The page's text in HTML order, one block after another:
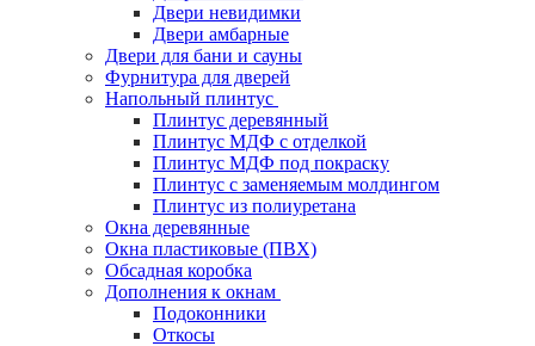
Двери невидимки
Двери амбарные
Двери для бани и сауны
Фурнитура для дверей
Напольный плинтус
Плинтус деревянный
Плинтус МДФ с отделкой
Плинтус МДФ под покраску
Плинтус с заменяемым молдингом
Плинтус из полиуретана
Окна деревянные
Окна пластиковые (ПВХ)
Обсадная коробка
Дополнения к окнам
Подоконники
Откосы